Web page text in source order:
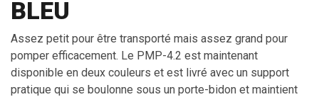
BLEU
Assez petit pour être transporté mais assez grand pour
pomper efficacement. Le PMP-4.2 est maintenant
disponible en deux couleurs et est livré avec un support
pratique qui se boulonne sous un porte-bidon et maintient